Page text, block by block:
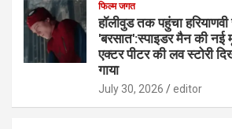
s
A
p
b
o
o
er
dI
n
g
er
फिल्म जगत
हॉलीवुड तक पहुंचा हरियाणवी
'बरसात':स्पाइडर मैन की नई
एक्टर पीटर की लव स्टोरी
गाया
July 30, 2026 editor